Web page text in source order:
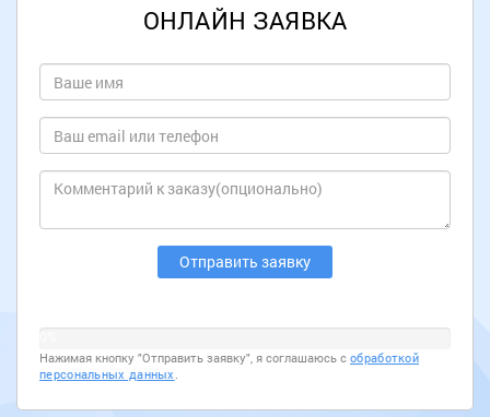
ОНЛАЙН ЗАЯВКА
Нажимая кнопку "Отправить заявку", я соглашаюсь с обработкой
персональных данных .